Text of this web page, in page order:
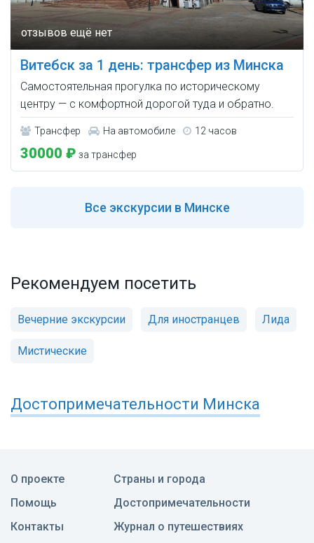
Витебск за 1 день: трансфер из Минска
Самостоятельная прогулка по историческому
центру — с комфортной дорогой туда и обратно.
Трансфер На автомобиле 12 часов
30000 ₽ за трансфер
Все экскурсии в Минске
Рекомендуем посетить
Вечерние экскурсии Для иностранцев Лида
Мистические
Достопримечательности Минска
О проекте
Помощь
Контакты
Страны и города
Достопримечательности
Журнал о путешествиях